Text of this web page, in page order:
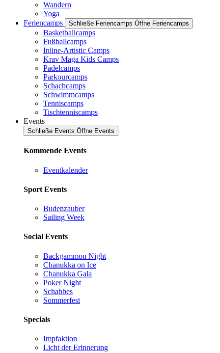
Wandern
Yoga
Feriencamps
Schließe Feriencamps Öffne Feriencamps
Basketballcamps
Fußballcamps
Inline-Artistic Camps
Krav Maga Kids Camps
Padelcamps
Parkourcamps
Schachcamps
Schwimmcamps
Tenniscamps
Tischtenniscamps
Events
Schließe Events Öffne Events
Kommende Events
Eventkalender
Sport Events
Budenzauber
Sailing Week
Social Events
Backgammon Night
Chanukka on Ice
Chanukka Gala
Poker Night
Schabbes
Sommerfest
Specials
Impfaktion
Licht der Erinnerung